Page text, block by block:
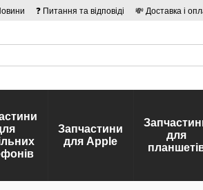
❓ Питання та відповіді 💸 Доставка і
Запчастини
для Apple
для